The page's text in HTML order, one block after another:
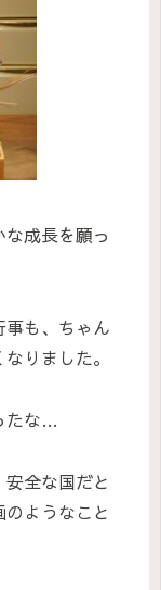
成長を願っ
も、ちゃん
りました。
たな…
全な国だと
ようなこと